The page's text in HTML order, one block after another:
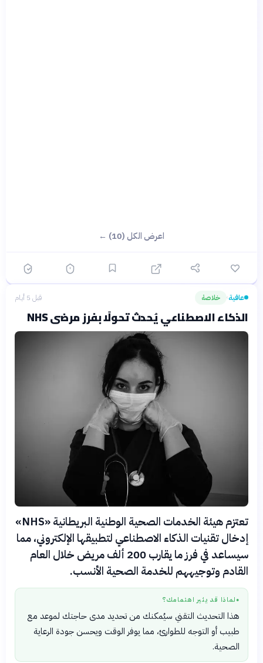
اعرض الكل (10) ←
عافية› خلاصة قبل 5 أيام
الذكاء الاصطناعي يُحدث تحولًا بفرز مرضى NHS
تعتزم هيئة الخدمات الصحية الوطنية البريطانية «NHS»
إدخال تقنيات الذكاء الاصطناعي لتطبيقها الإلكتروني، مما
سيساعد في فرز ما يقارب 200 ألف مريض خلال العام
القادم وتوجيههم للخدمة الصحية الأنسب.
● لماذا قد يثير اهتمامك؟
هذا التحديث التقني سيُمكنك من تحديد مدى حاجتك لموعد مع
طبيب أو التوجه للطوارئ، مما يوفر الوقت ويحسن جودة الرعاية
الصحية.